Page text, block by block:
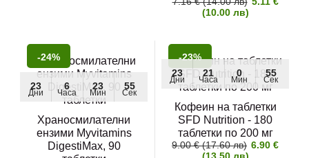
(10.00 лв)
-24%
23
Дни
6
Часа
23
Мин
55
Сек
Храносмилателни
ензими Myvitamins
DigestiMax, 90
-23%
23
Дни
21
Часа
0
Мин
55
Сек
Кофеин на таблетки
SFD Nutrition - 180
таблетки по 200 мг
9.00 € (17.60 лв) 6.90 €